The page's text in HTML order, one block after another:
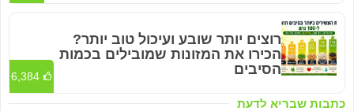
כתבות שבריא לדעת
רוצים יותר שובע ועיכול טוב יותר?
הכירו את המזונות שמובילים בכמות
הסיבים
6,384